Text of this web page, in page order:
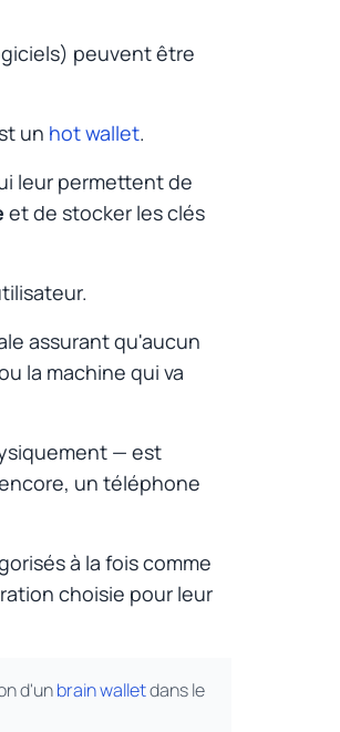
peuvent être
un hot wallet.
leur permettent de
et de stocker les clés
assurant qu'aucun
la machine qui va
— est
un téléphone
à la fois comme
choisie pour leur
d'unbrain walletdans le